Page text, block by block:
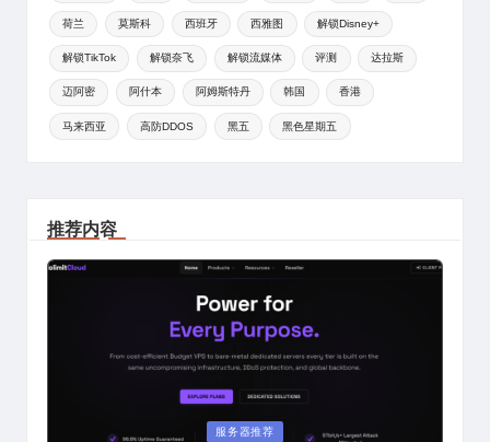
荷兰 莫斯科 西班牙 西雅图 解锁Disney+
解锁TikTok 解锁奈飞 解锁流媒体 评测 达拉斯
迈阿密 阿什本 阿姆斯特丹 韩国 香港
马来西亚 高防DDOS 黑五 黑色星期五
推荐内容
Posted
服务器推荐